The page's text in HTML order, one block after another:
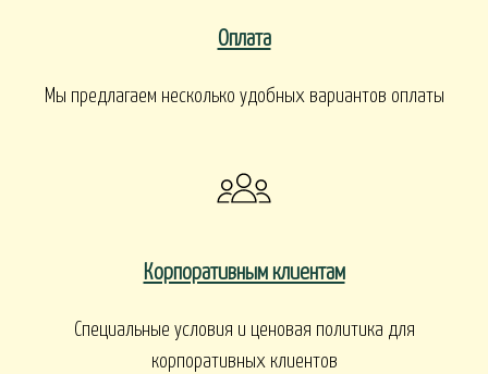
Оплата
Мы предлагаем несколько удобных вариантов оплаты
Корпоративным клиентам
Специальные условия и ценовая политика для
корпоративных клиентов